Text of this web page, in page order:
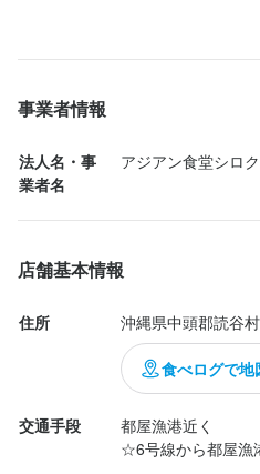
いろいろなデコレーションもアジ
プラスチックの椅子とかチープな
なんか落ち着きます。
欲張りセット
タイカレー２種類とトムヤムクン
カレーもトムヤムクンも味は本格
しっかりしたコクと、辛すぎず食
事業者情報
法人名・事
業者名
アジアン食堂シロ
店舗基本情報
住所 沖縄県中頭郡読谷
食べログで地
交通手段
都屋漁港近く
☆6号線から都屋漁
・かわいいカフェのようなオシャ
「働いてみたい！」と思ったらお
アジアン食堂 シロクマ
海とお酒とタイ料理を愛するゆる
・飲食店、調理未経験者も大歓迎
・まかない付き！人気のタイ料理
・かわいいカフェのようなオシャ
仕込みやタイ料理を一から丁寧に